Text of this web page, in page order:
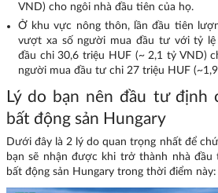
VND) cho ngôi nhà đầu tiên của họ.
Ở khu vực nông thôn, lần đầu tiên
vượt xa số người mua đầu tư với tỷ lệ
đầu chi 30,6 triệu HUF (~ 2,1 tỷ VND)
người mua đầu tư chi 27 triệu HUF
Lý do bạn nên đầu tư định
bất động sản Hungary
Dưới đây là 2 lý do quan trọng nhất để
bạn sẽ nhận được khi trở thành nhà
bất động sản Hungary trong thời điểm này: